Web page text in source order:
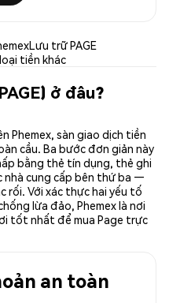
Lưu trữ PAGE
tiền khác
ở đâu?
Phemex, sàn giao dịch tiền
cầu. Ba bước đơn giản này
bằng thẻ tín dụng, thẻ ghi
nhà cung cấp bên thứ ba —
rối. Với xác thực hai yếu tố
lừa đảo, Phemex là nơi
tốt nhất để mua Page trực
an toàn